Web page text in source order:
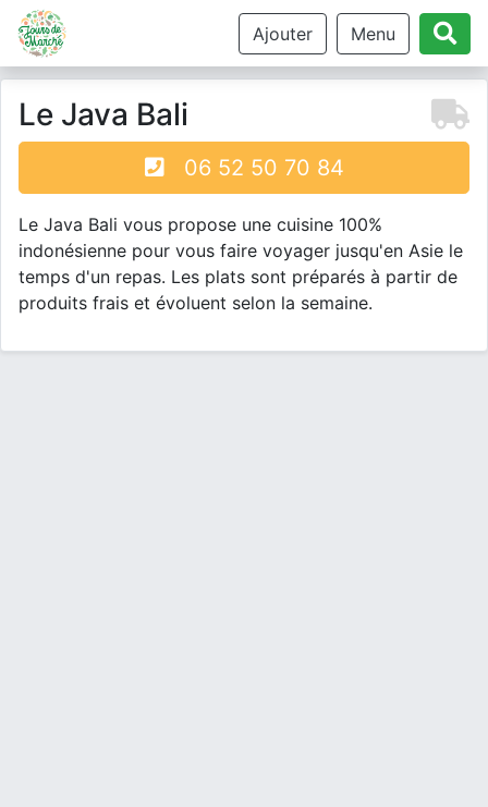
Ajouter Menu
Le Java Bali
06 52 50 70 84
Le Java Bali vous propose une cuisine 100%
indonésienne pour vous faire voyager jusqu'en Asie le
temps d'un repas. Les plats sont préparés à partir de
produits frais et évoluent selon la semaine.